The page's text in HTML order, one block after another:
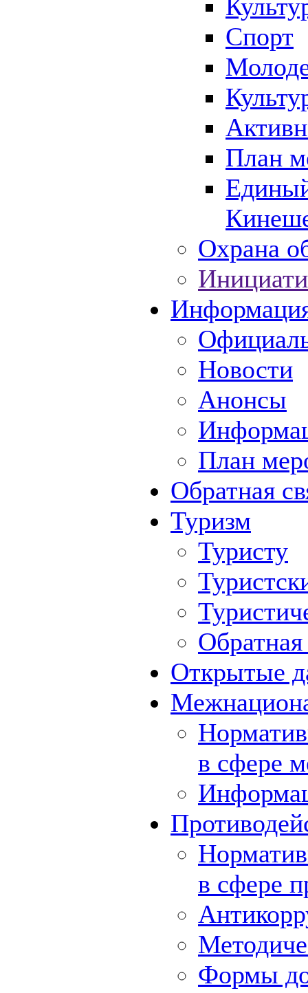
Спорт
План
Охрана
Новости
Анонсы
План
Обратная
Туризм
Туристу
Обратная
Открытые
в сфере
в сфере
Формы